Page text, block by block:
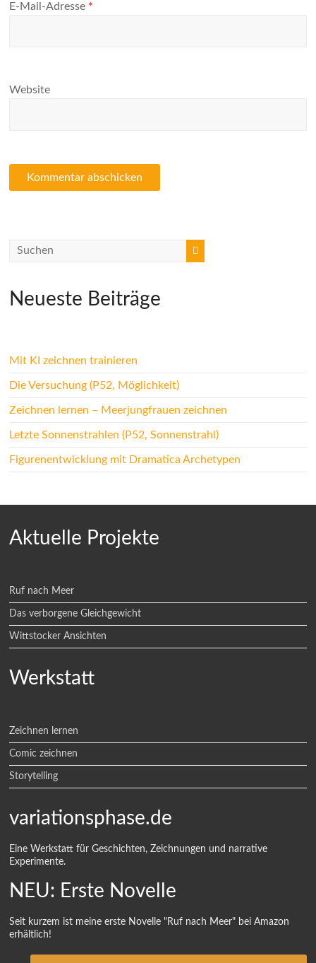
E-Mail-Adresse *
Website
Neueste Beiträge
Mit KI zeichnen trainieren
Die Versuchung (P52, Möglichkeit)
Zeichnen lernen – Meerjungfrauen zeichnen
Letzte Sonnenstrahlen (P52, Sonnenstrahl)
Figurenentwicklung mit Dramatica Archetypen
Aktuelle Projekte
Ruf nach Meer
Das verborgene Gleichgewicht
Wittstocker Ansichten
Werkstatt
Zeichnen lernen
Comic zeichnen
Storytelling
variationsphase.de
Eine Werkstatt für Geschichten, Zeichnungen und narrative
Experimente.
NEU: Erste Novelle
Seit kurzem ist meine erste Novelle "Ruf nach Meer" bei Amazon
erhältlich!